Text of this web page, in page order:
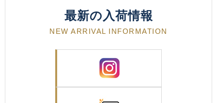
最新の入荷情報
NEW ARRIVAL INFORMATION